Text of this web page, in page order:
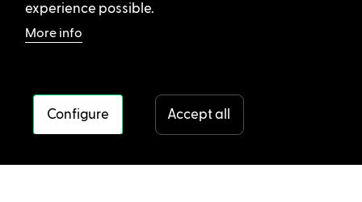
experience possible.
More info
Configure Accept all